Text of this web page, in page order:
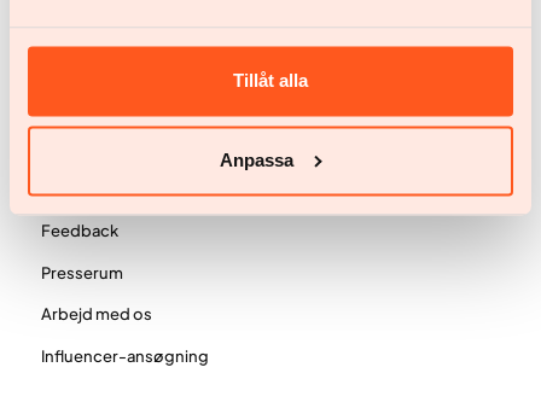
Tillåt alla
Anpassa
Viden & inspiration
Videnskab og publikationer
Virksomhed
Feedback
Presserum
Arbejd med os
Influencer-ansøgning